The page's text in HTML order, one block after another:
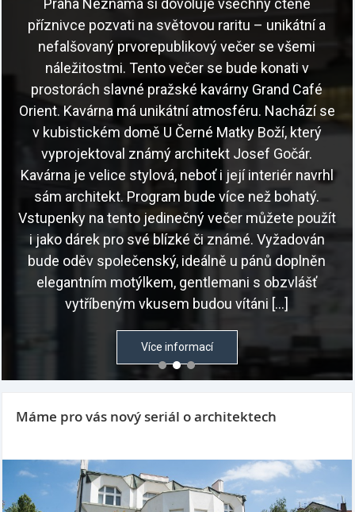
Praha Neznámá si dovoluje všechny ctěné
příznivce pozvati na světovou raritu – unikátní a
nefalšovaný prvorepublikový večer se všemi
náležitostmi. Tento večer se bude konati v
prostorách slavné pražské kavárny Grand Café
Orient. Kavárna má unikátní atmosféru. Nachází se
v kubistickém domě U Černé Matky Boží, který
vyprojektoval známý architekt Josef Gočár.
Kavárna je velice stylová, neboť i její interiér navrhl
sám architekt. Program bude více než bohatý.
Vstupenky na tento jedinečný večer můžete použít
i jako dárek pro své blízké či známé. Vyžadován
bude oděv společenský, ideálně u pánů doplněn
elegantním motýlkem, gentlemani s obzvlášť
vytříbeným vkusem budou vítáni […]
Více informací
Máme pro vás nový seriál o architektech